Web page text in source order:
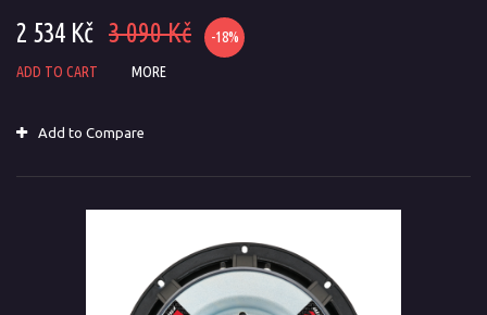
2 534 Kč 3 090 Kč -18%
ADD TO CART MORE
Add to Compare